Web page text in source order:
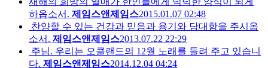
하옵소서. 제임스앤제임스2015.01.07 02:48
찬양할 수 있는 건강과 믿음과 용기와 담대함을 주시옵
소서. 제임스앤제임스2013.07.22 22:29
주님. 우리는 오클랜드의 12월 노래를 들려 주고 있습니
다. 제임스앤제임스2014.12.04 04:24